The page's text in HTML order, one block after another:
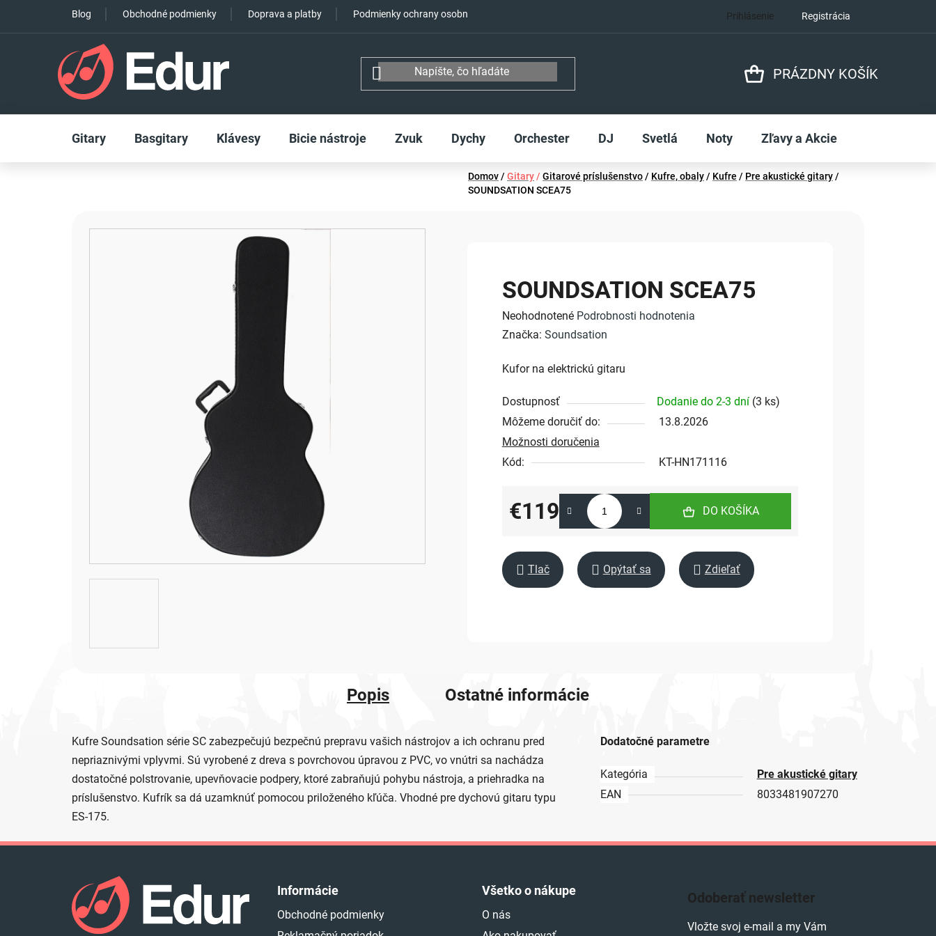
obsah
Blog Obchodné podmienky Doprava a platby Podmienky ochrany osobných údajov Prihlásenie Registrácia
PRÁZDNY KOŠÍK
Gitary Basgitary Klávesy Bicie nástroje Zvuk Dychy Orchester DJ Svetlá Noty Zľavy a Akcie
Domov/Gitary / Gitarové príslušenstvo/ Kufre, obaly/ Kufre / Pre akustické gitary/
SOUNDSATION SCEA75
SOUNDSATION SCEA75
Priemerné
hodnotenie
je
z
5
hviezdičiek.
Neohodnotené Podrobnosti hodnotenia
Značka: Soundsation
Kufor na elektrickú gitaru
Dostupnosť Dodanie do 2-3 dní (3 ks)
Môžeme doručiť do:
13.8.2026
Možnosti doručenia
Kód:
KT-HN171116
€119
Jednotková cena:
DO KOŠÍKA
Tlač Opýtať sa Zdieľať
Popis Ostatné informácie
Kufre Soundsation série SC zabezpečujú bezpečnú prepravu vašich nástrojov a ich ochranu pred
nepriaznivými vplyvmi. Sú vyrobené z dreva s povrchovou úpravou z PVC, vo vnútri sa nachádza
dostatočné polstrovanie, upevňovacie podpery, ktoré zabraňujú pohybu nástroja, a priehradka na
príslušenstvo. Kufrík sa dá uzamknúť pomocou priloženého kľúča. Vhodné pre dychovú gitaru typu
ES-175.
Dodatočné parametre
Kategória
Pre akustické gitary
EAN
8033481907270
Informácie
Obchodné podmienky
Všetko o nákupe
O nás
Odoberať newsletter
Vložte svoj e-mail a my Vám